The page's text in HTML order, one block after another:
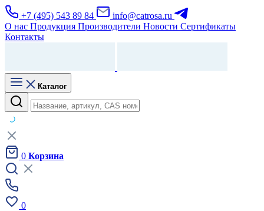
+7 (495) 543 89 84
info@catrosa.ru
О нас Продукция Производители Новости Сертификаты
Контакты
Каталог
0 Корзина
0